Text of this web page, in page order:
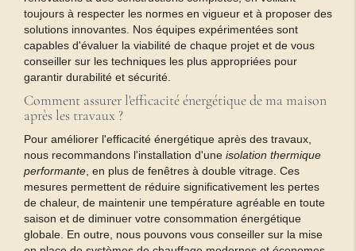
toujours à respecter les normes en vigueur et à proposer des
solutions innovantes. Nos équipes expérimentées sont
capables d'évaluer la viabilité de chaque projet et de vous
conseiller sur les techniques les plus appropriées pour
garantir durabilité et sécurité.
Comment assurer l'efficacité énergétique de ma maison
après les travaux ?
Pour améliorer l'efficacité énergétique après des travaux,
nous recommandons l'installation d'une isolation thermique
performante , en plus de fenêtres à double vitrage. Ces
mesures permettent de réduire significativement les pertes
de chaleur, de maintenir une température agréable en toute
saison et de diminuer votre consommation énergétique
globale. En outre, nous pouvons vous conseiller sur la mise